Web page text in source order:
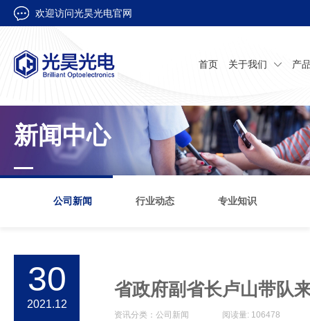
欢迎访问光昊光电官网
首页 关于我们 产
新闻中心
公司新闻 行业动态 专业知识
30
2021.12
省政府副省长卢山带队
资讯分类：公司新闻 阅读量: 106478 发